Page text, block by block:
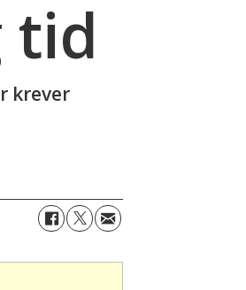
tid
krever